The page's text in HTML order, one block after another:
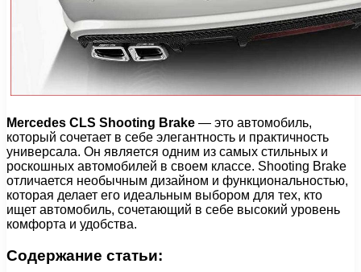
Mercedes CLS Shooting Brake — это автомобиль,
который сочетает в себе элегантность и практичность
универсала. Он является одним из самых стильных и
роскошных автомобилей в своем классе. Shooting Brake
отличается необычным дизайном и функциональностью,
которая делает его идеальным выбором для тех, кто
ищет автомобиль, сочетающий в себе высокий уровень
комфорта и удобства.
Содержание статьи: